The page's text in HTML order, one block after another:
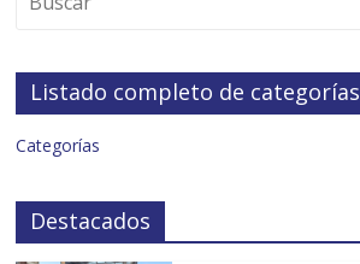
Listado completo de categorías
Categorías
Destacados